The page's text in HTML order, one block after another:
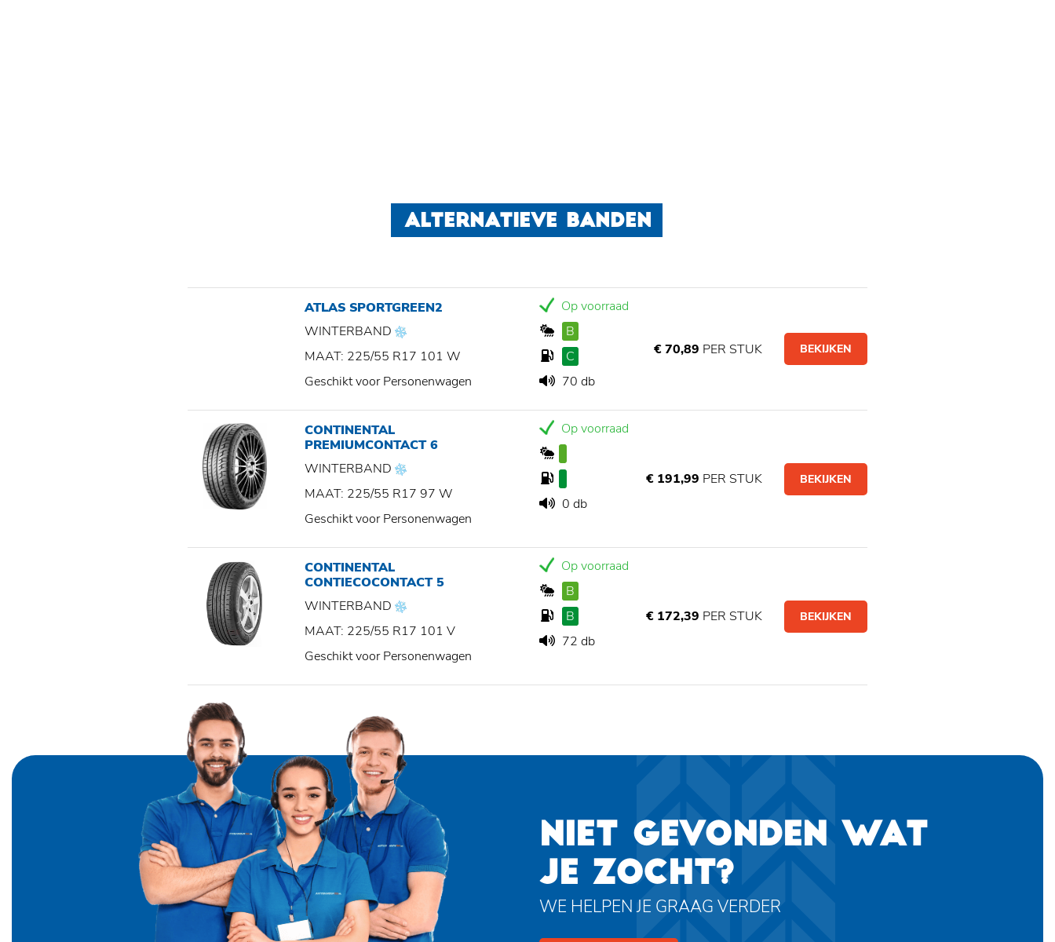
ALTERNATIEVE BANDEN
ATLAS SPORTGREEN2
WINTERBAND
MAAT: 225/55 R17 101 W
Geschikt voor Personenwagen
Op voorraad
B
C
70 db
€ 70,89 PER STUK BEKIJKEN
CONTINENTAL
PREMIUMCONTACT 6
WINTERBAND
MAAT: 225/55 R17 97 W
Geschikt voor Personenwagen
Op voorraad
0 db
€ 191,99 PER STUK BEKIJKEN
CONTINENTAL
CONTIECOCONTACT 5
WINTERBAND
MAAT: 225/55 R17 101 V
Geschikt voor Personenwagen
Op voorraad
B
B
72 db
€ 172,39 PER STUK BEKIJKEN
NIET GEVONDEN WAT
JE ZOCHT?
WE HELPEN JE GRAAG VERDER